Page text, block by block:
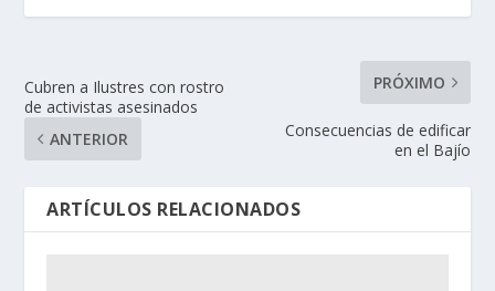
Cubren a Ilustres con rostro
de activistas asesinados
ANTERIOR
PRÓXIMO
Consecuencias de edificar
en el Bajío
ARTÍCULOS RELACIONADOS